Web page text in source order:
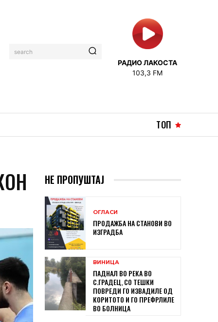
search
РАДИО ЛАКОСТА
103,3 FM
ТОП
НЕ ПРОПУШТАЈ
ОГЛАСИ
ПРОДАЖБА НА СТАНОВИ ВО
ИЗГРАДБА
ВИНИЦА
ПАДНАЛ ВО РЕКА ВО
С.ГРАДЕЦ, СО ТЕШКИ
ПОВРЕДИ ГО ИЗВАДИЛЕ ОД
КОРИТОТО И ГО ПРЕФРЛИЛЕ
ВО БОЛНИЦА